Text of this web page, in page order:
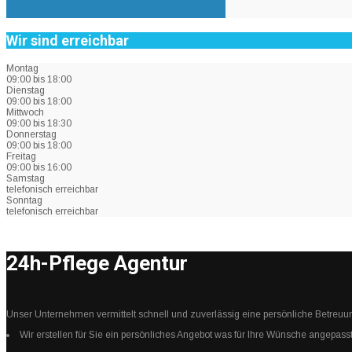
Wir sind erreichbar
Montag
09:00 bis 18:00
Dienstag
09:00 bis 18:00
Mittwoch
09:00 bis 18:30
Donnerstag
09:00 bis 18:00
Freitag
09:00 bis 16:00
Samstag
telefonisch erreichbar
Sonntag
telefonisch erreichbar
24h-Pflege Agentur
Unser Unternehmen vermittelt schnell und zuverlässig eine persönliche
Wir erstellen für Sie ein persönliches Angebot was für Ihre Wünsche